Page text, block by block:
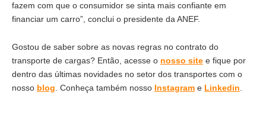
fazem com que o consumidor se sinta mais confiante em
financiar um carro”, conclui o presidente da ANEF.
Gostou de saber sobre as novas regras no contrato do
transporte de cargas? Então, acesse o nosso site e fique por
dentro das últimas novidades no setor dos transportes com o
nosso blog . Conheça também nosso Instagram e Linkedin